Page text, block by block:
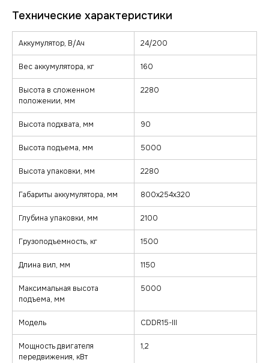
Аккумулятор, В/Ач 24/200
Вес аккумулятора, кг 160
Высота в сложенном
положении, мм
2280
Высота подхвата, мм 90
Высота подъема, мм 5000
Высота упаковки, мм 2280
Габариты аккумулятора, мм 800x254x320
Глубина упаковки, мм 2100
Грузоподъемность, кг 1500
Длина вил, мм 1150
Максимальная высота
подъема, мм
5000
Модель CDDR15-III
Мощность двигателя
передвижения, кВт
1,2